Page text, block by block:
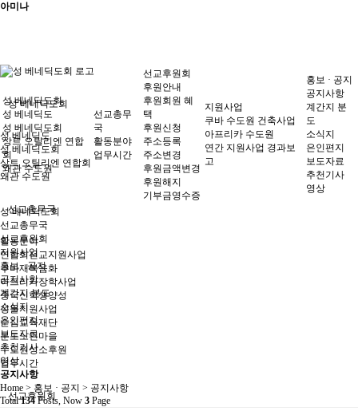
아미나
성 베네딕도회
성 베네딕도
성 베네딕도회
상트 오틸리엔 연합회
왜관 수도원
선교총무국
활동분야
연합회선교지원사업
쿠바재복음화
아프리카장학사업
중국신학생양성
성물지원사업
순심교육재단
분도노인마을
수도원성소후원
업무시간
선교후원회
성 베네딕도회
성 베네딕도
성 베네딕도회
상트 오틸리엔 연합
회
왜관 수도원
선교총무
국
활동분야
업무시간
선교후원회
후원안내
후원회원 혜
택
후원신청
주소등록
주소변경
후원금액변경
후원해지
기부금영수증
지원사업
쿠바 수도원 건축사업
아프리카 수도원
연간 지원사업 경과보
고
홍보 · 공지
공지사항
계간지 분
도
소식지
은인편지
보도자료
추천기사
영상
성 베네딕도회
선교총무국
선교후원회
지원사업
홍보 · 공지
공지사항
계간지 분도
소식지
은인편지
보도자료
추천기사
영상
공지사항
Home > 홍보 · 공지 > 공지사항
Total134Posts, Now 3 Page